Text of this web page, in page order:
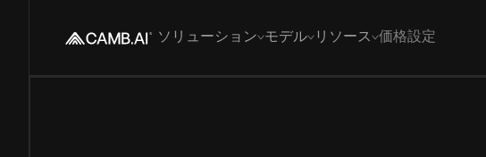
ソリューション モデル リソース 価格設定